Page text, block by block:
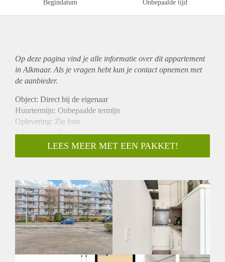
Begindatum Onbepaalde tijd
Op deze pagina vind je alle informatie over ditappartement
in Alkmaar. Als je vragen hebt kun je contact opnemen met
de aanbieder.
Object: Direct bij de eigenaar
Huurtermijn: Onbepaalde termijn
Oplevering: Zie foto
Inkomen eis: Nee
Garantiestelling mogelijk: Nee
Borg: 1 Maand
Huisdieren toegestaan: Afhankelijk van de Eigenaar
Huurtoeslag grens: Ja
Geschikt voor studenten: Afhankelijk van de Eigenaar
LEES MEER MET EEN PAKKET!